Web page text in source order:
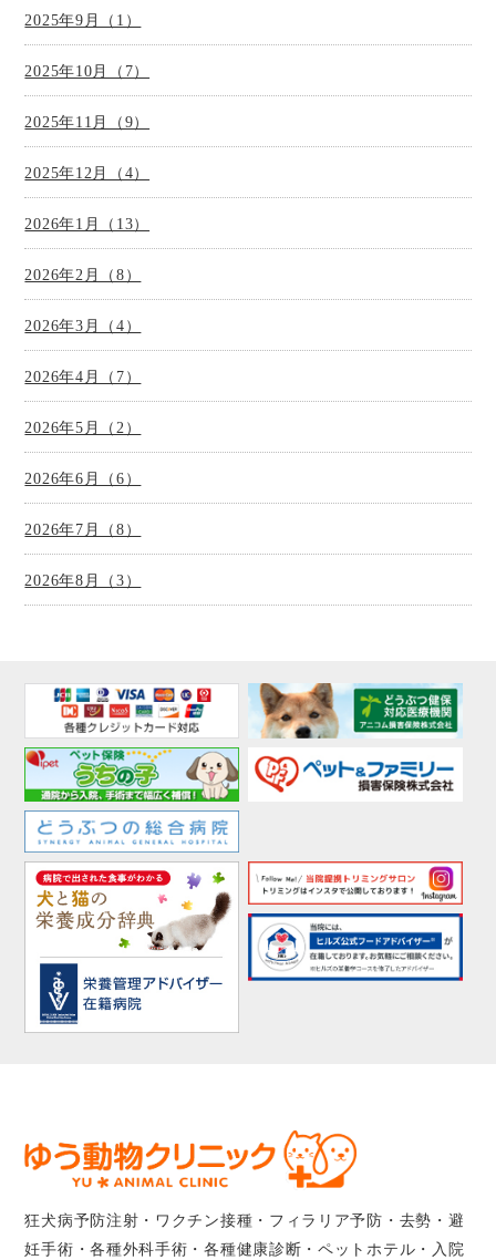
2025年9月（1）
2025年10月（7）
2025年11月（9）
2025年12月（4）
2026年1月（13）
2026年2月（8）
2026年3月（4）
2026年4月（7）
2026年5月（2）
2026年6月（6）
2026年7月（8）
2026年8月（3）
狂犬病予防注射・ワクチン接種・フィラリア予防・去勢・避
妊手術・各種外科手術・各種健康診断・ペットホテル・入院